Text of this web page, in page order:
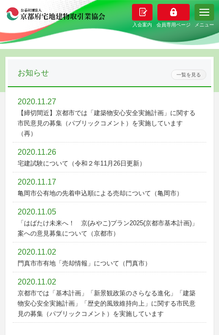
メニュー
お知らせ 一覧を見る
2020.11.27
【締切間近】京都市では「建築物安心安全実施計画」に関する
市民意見の募集（パブリックコメント）を実施しています
（再）
2020.11.26
宅建試験について（令和２年11月26日更新）
2020.11.17
亀岡市公有地の先着申込順による売却について（亀岡市）
2020.11.05
「はばたけ未来へ！ 京(みやこ)プラン2025(京都市基本計画)」
案への意見募集について（京都市）
2020.11.02
門真市市有地「売却情報」について（門真市）
2020.11.02
京都市では「基本計画」「新景観政策のさらなる進化」「建築
物安心安全実施計画」「歴史的風致維持向上」に関する市民意
見の募集（パブリックコメント）を実施しています